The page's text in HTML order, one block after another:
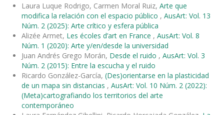
Laura Luque Rodrigo, Carmen Moral Ruiz, Arte que
modifica la relación con el espacio público , AusArt: Vol. 13
Núm. 2 (2025): Arte crítico y esfera pública
Alizée Armet, Les écoles d’art en France , AusArt: Vol. 8
Núm. 1 (2020): Arte y/en/desde la universidad
Juan Andrés Grego Morán, Desde el ruido , AusArt: Vol. 3
Núm. 2 (2015): Entre la escucha y el ruido
Ricardo González-García, (Des)orientarse en la plasticidad
de un mapa sin distancias , AusArt: Vol. 10 Núm. 2 (2022):
(Meta)cartografiando los territorios del arte
contemporáneo